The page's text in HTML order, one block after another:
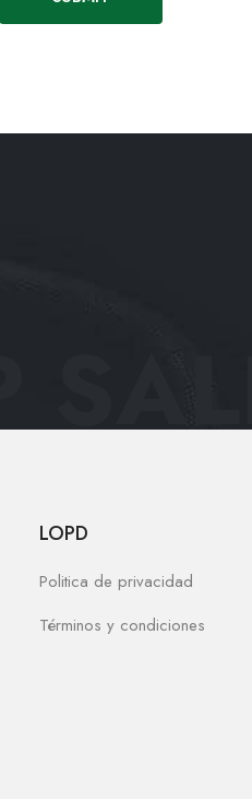
LOPD
Politica de privacidad
Términos y condiciones